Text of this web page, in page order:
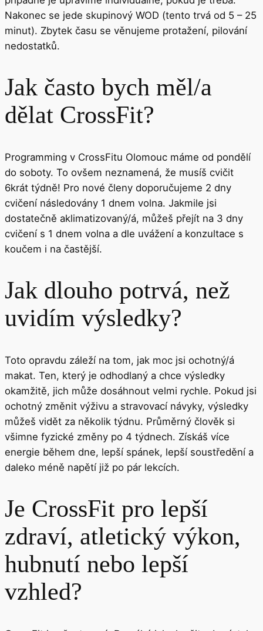
Nakonec se jede skupinový WOD (tento trvá od 5 – 25
minut). Zbytek času se věnujeme protažení, pilování
nedostatků.
Jak často bych měl/a
dělat CrossFit?
Programming v CrossFitu Olomouc máme od pondělí
do soboty. To ovšem neznamená, že musíš cvičit
6krát týdně! Pro nové členy doporučujeme 2 dny
cvičení následovány 1 dnem volna. Jakmile jsi
dostatečně aklimatizovaný/á, můžeš přejít na 3 dny
cvičení s 1 dnem volna a dle uvážení a konzultace s
koučem i na častější.
Jak dlouho potrvá, než
uvidím výsledky?
Toto opravdu záleží na tom, jak moc jsi ochotný/á
makat. Ten, který je odhodlaný a chce výsledky
okamžitě, jich může dosáhnout velmi rychle. Pokud jsi
ochotný změnit výživu a stravovací návyky, výsledky
můžeš vidět za několik týdnu. Průměrný člověk si
všimne fyzické změny po 4 týdnech. Získáš více
energie během dne, lepší spánek, lepší soustředění a
daleko méně napětí již po pár lekcích.
Je CrossFit pro lepší
zdraví, atletický výkon,
hubnutí nebo lepší
vzhled?